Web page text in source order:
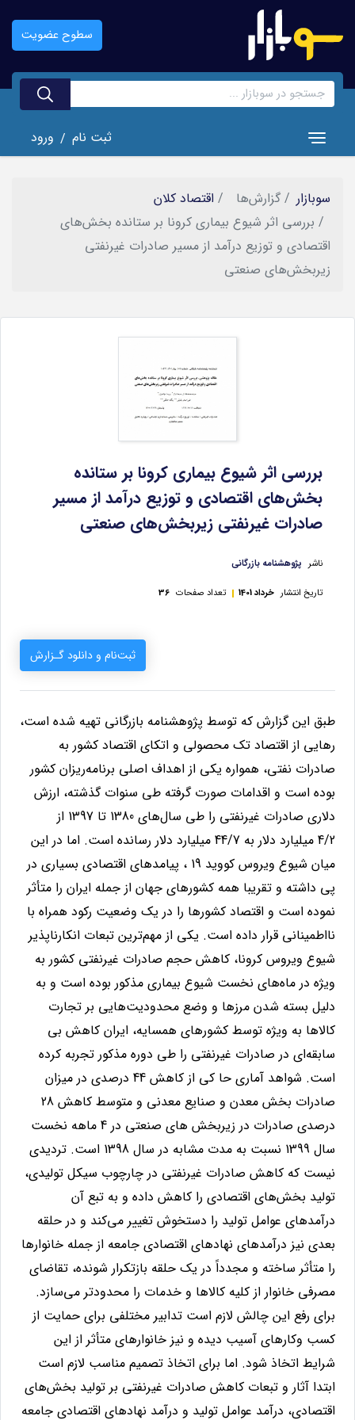
اصلی
سطوح عضویت
Toggle navigation ثبت نام / ورود
سوبازار گزارش‌ها
اقتصاد کلان
بررسی اثر شیوع بیماری کرونا بر ستانده بخش‌های
اقتصادی و توزیع درآمد از مسیر صادرات غیرنفتی
زیربخش‌های صنعتی
بررسی اثر شیوع بیماری کرونا بر ستانده
بخش‌های اقتصادی و توزیع درآمد از مسیر
صادرات غیرنفتی زیربخش‌های صنعتی
ناشر پژوهشنامه بازرگانی
تاریخ انتشار خرداد 1401 تعداد صفحات 36
ثبت‌نام و دانلود گـزارش
طبق این گزارش که توسط پژوهشنامه بازرگانی تهیه شده است،
رهایی از اقتصاد تک محصولی و اتکای اقتصاد کشور به
صادرات نفتی، همواره یکی از اهداف اصلی برنامه‌ریزان کشور
بوده است و اقدامات صورت گرفته طی سنوات گذشته، ارزش
دلاری صادرات غیرنفتی را طی سال‌های 1380 تا 1397 از
4/2 میلیارد دلار به 44/7 میلیارد دلار رسانده است. اما در این
میان شیوع ویروس کووید 19 ، پیامدهای اقتصادی بسیاری در
پی داشته و تقریبا همه کشورهای جهان از جمله ایران را متأثر
نموده است و اقتصاد کشورها را در یک وضعیت رکود همراه با
نااطمینانی قرار داده است. یکی از مهم‌ترین تبعات انکارناپذیر
شیوع ویروس کرونا، کاهش حجم صادرات غیرنفتی کشور به
ویژه در ماه‌های نخست شیوع بیماری مذکور بوده است و به
دلیل بسته شدن مرزها و وضع محدودیت‌هایی بر تجارت
کالاها به ویژه توسط کشورهای همسایه، ایران کاهش بی
سابقه‌ای در صادرات غیرنفتی را طی دوره مذکور تجربه کرده
است. شواهد آماری حا کی از کاهش 44 درصدی در میزان
صادرات بخش معدن و صنایع معدنی و متوسط کاهش 28
درصدی صادرات در زیربخش های صنعتی در 4 ماهه نخست
سال 1399 نسبت به مدت مشابه در سال 1398 است
. تردیدی
نیست که کاهش صادرات غیرنفتی در چارچوب سیکل تولیدی،
تولید بخش‌های اقتصادی را کاهش داده و به تبع آن
درآمدهای عوامل تولید را دستخوش تغییر می‌کند و در حلقه
بعدی نیز درآمدهای نهادهای اقتصادی جامعه از جمله خانوارها
را متأثر ساخته و مجدداً در یک حلقه بازتکرار شونده، تقاضای
مصرفی خانوار از کلیه کالاها و خدمات را محدودتر می‌سازد.
برای رفع این چالش لازم است تدابیر مختلفی برای حمایت از
کسب وکارهای آسیب دیده و نیز خانوارهای متأثر از این
شرایط اتخاذ شود. اما برای اتخاذ تصمیم مناسب لازم است
ابتدا آثار و تبعات کاهش صادرات غیرنفتی بر تولید بخش‌های
اقتصادی، درآمد عوامل تولید و درآمد نهادهای اقتصادی جامعه